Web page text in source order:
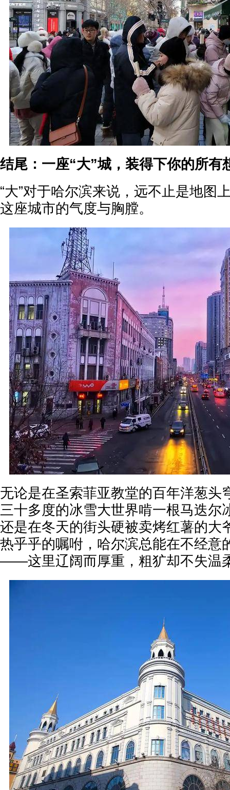
结尾：一座“大”城，装得下你的所有
“大”对于哈尔滨来说，远不止是地图
这座城市的气度与胸膛。
无论是在圣索菲亚教堂的百年洋葱头
三十多度的冰雪大世界啃一根马迭尔
还是在冬天的街头硬被卖烤红薯的大
热乎乎的嘱咐，哈尔滨总能在不经意
——这里辽阔而厚重，粗犷却不失温